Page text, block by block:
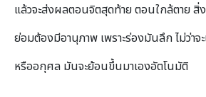
แล้วจะส่งผลตอนจิตสุดท้าย ตอนใกล้ตาย สิ่
ย่อมต้องมีอานุภาพ เพราะร่องมันลึก ไม่ว่า
หรืออกุศล มันจะย้อนขึ้นมาเองอัตโนมัติ